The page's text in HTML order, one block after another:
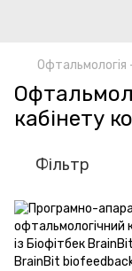
Офтальмологія
кабінету
Фільтр